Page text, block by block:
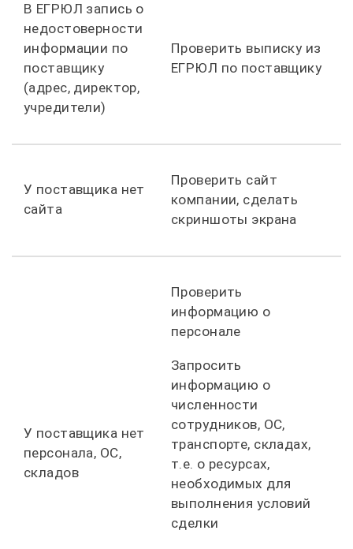
В ЕГРЮЛ запись о
недостоверности
информации по
поставщику
(адрес, директор,
учредители)
Проверить выписку из
ЕГРЮЛ по поставщику
У поставщика нет
сайта
Проверить сайт
компании, сделать
скриншоты экрана
У поставщика нет
персонала, ОС,
складов
Проверить
информацию о
персонале
Запросить
информацию о
численности
сотрудников, ОС,
транспорте, складах,
т.е. о ресурсах,
необходимых для
выполнения условий
сделки